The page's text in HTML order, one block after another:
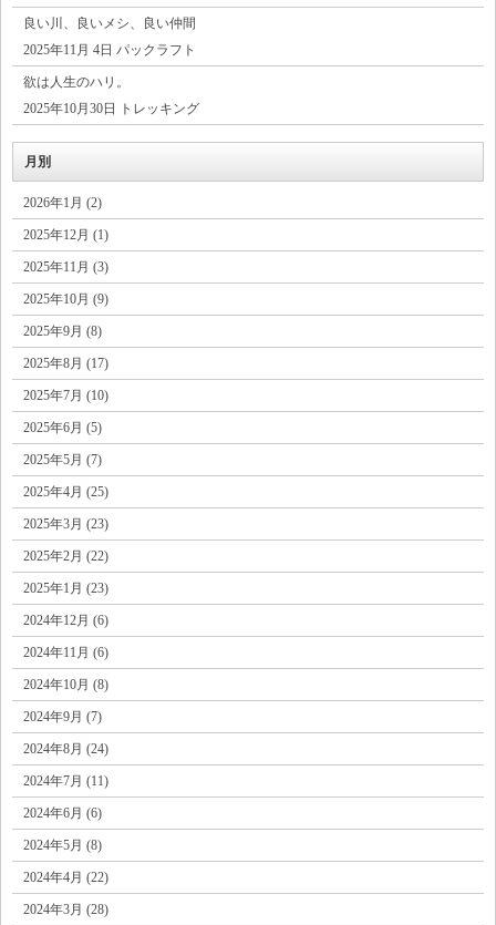
良い川、良いメシ、良い仲間
2025年11月 4日 パックラフト
欲は人生のハリ。
2025年10月30日 トレッキング
月別
2026年1月 (2)
2025年12月 (1)
2025年11月 (3)
2025年10月 (9)
2025年9月 (8)
2025年8月 (17)
2025年7月 (10)
2025年6月 (5)
2025年5月 (7)
2025年4月 (25)
2025年3月 (23)
2025年2月 (22)
2025年1月 (23)
2024年12月 (6)
2024年11月 (6)
2024年10月 (8)
2024年9月 (7)
2024年8月 (24)
2024年7月 (11)
2024年6月 (6)
2024年5月 (8)
2024年4月 (22)
2024年3月 (28)